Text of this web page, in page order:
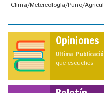
Clima/Metereología/Puno/
Opiniones
Ultima
que escuches